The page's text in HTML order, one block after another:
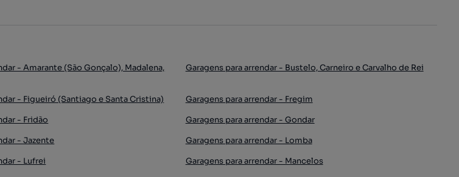
- Amarante (São Gonçalo), Madalena,
Garagens para arrendar - Bustelo, Carneiro e Carvalho de Rei
- Figueiró (Santiago e Santa Cristina)
Garagens para arrendar - Fregim
- Fridão
Garagens para arrendar - Gondar
- Jazente
Garagens para arrendar - Lomba
- Lufrei Garagens para arrendar - Mancelos